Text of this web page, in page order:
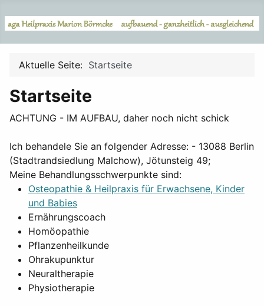
Aktuelle Seite: Startseite
Startseite
ACHTUNG - IM AUFBAU, daher noch nicht schick
Ich behandele Sie an folgender Adresse: - 13088 Berlin
(Stadtrandsiedlung Malchow), Jötunsteig 49;
Meine Behandlungsschwerpunkte sind:
Osteopathie & Heilpraxis für Erwachsene, Kinder
und Babies
Ernährungscoach
Homöopathie
Pflanzenheilkunde
Ohrakupunktur
Neuraltherapie
Physiotherapie